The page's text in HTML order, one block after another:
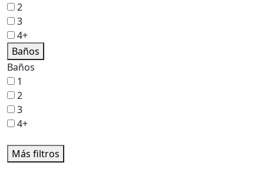
2
3
4+
Baños
Baños
1
2
3
4+
Más filtros